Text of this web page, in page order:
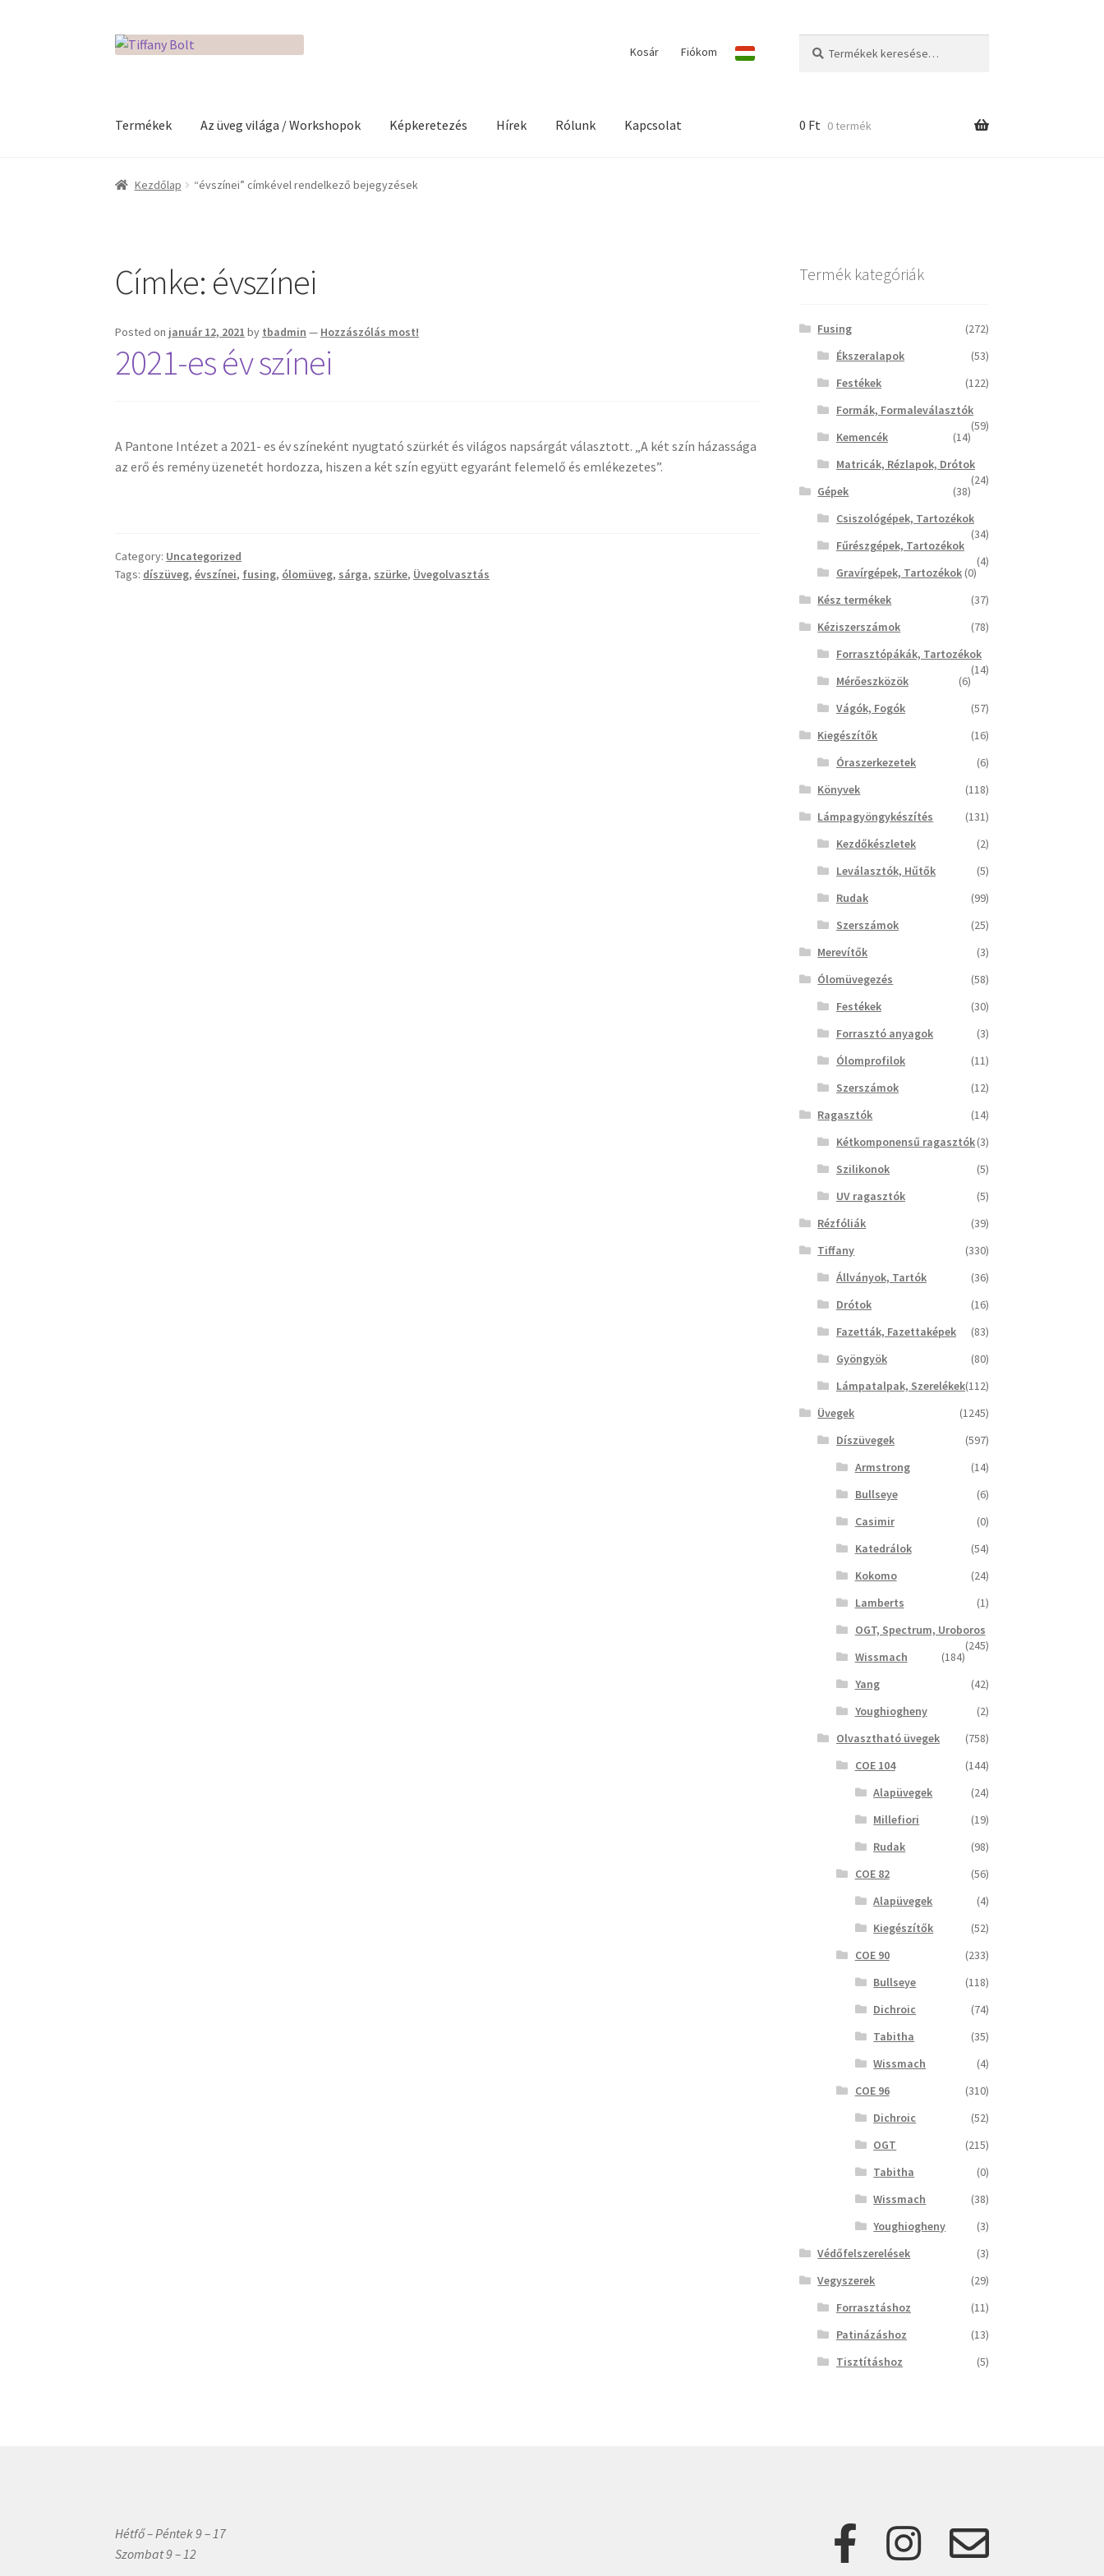
Ugrás
Kilépés
Kosár Fiókom
Termékek Az üveg világa / Workshopok Képkeretezés Hírek Rólunk Kapcsolat
Kezdőlap Adatkezelési tájékoztató Az üveg világa / Workshopok
0 Ft 0 termék
Kezdőlap “évszínei” címkével rendelkező bejegyzések
Címke: évszínei
Posted on január 12, 2021 by tbadmin — Hozzászólás most!
2021-es év színei
A Pantone Intézet a 2021- es év színeként nyugtató szürkét és világos napsárgát választott. „A két szín házassága
az erő és remény üzenetét hordozza, hiszen a két szín együtt egyaránt felemelő és emlékezetes”.
Category: Uncategorized
Tags: díszüveg,évszínei, fusing, ólomüveg, sárga, szürke, Üvegolvasztás
Termék kategóriák
Fusing
(272)
Ékszeralapok
(53)
Festékek
(122)
Formák, Formaleválasztók
(59)
Kemencék
(14)
Matricák, Rézlapok, Drótok
(24)
Gépek
(38)
Csiszológépek, Tartozékok
(34)
Fűrészgépek, Tartozékok
(4)
Gravírgépek, Tartozékok (0)
Kész termékek
(37)
Kéziszerszámok
(78)
Forrasztópákák, Tartozékok
(14)
Mérőeszközök
(6)
Vágók, Fogók
(57)
Kiegészítők
(16)
Óraszerkezetek
(6)
Könyvek
(118)
Lámpagyöngykészítés
(131)
Kezdőkészletek
(2)
Leválasztók, Hűtők
(5)
Rudak
(99)
Szerszámok
(25)
Merevítők
(3)
Ólomüvegezés
(58)
Festékek
(30)
Forrasztó anyagok
(3)
Ólomprofilok
(11)
Szerszámok
(12)
Ragasztók
(14)
Kétkomponensű ragasztók(3)
Szilikonok
(5)
UV ragasztók
(5)
Rézfóliák
(39)
Tiffany
(330)
Állványok, Tartók
(36)
Drótok
(16)
Fazetták, Fazettaképek
(83)
Gyöngyök
(80)
Lámpatalpak, Szerelékek(112)
Üvegek
(1245)
Díszüvegek
(597)
Armstrong
(14)
Bullseye
(6)
Casimir
(0)
Katedrálok
(54)
Kokomo
(24)
Lamberts
(1)
OGT, Spectrum, Uroboros
(245)
Wissmach
(184)
Yang
(42)
Youghiogheny
(2)
Olvasztható üvegek
(758)
COE 104
(144)
Alapüvegek
(24)
Millefiori
(19)
Rudak
(98)
COE 82
(56)
Alapüvegek
(4)
Kiegészítők
(52)
COE 90
(233)
Bullseye
(118)
Dichroic
(74)
Tabitha
(35)
Wissmach
(4)
COE 96
(310)
Dichroic
(52)
OGT
(215)
Tabitha
(0)
Wissmach
(38)
Youghiogheny
(3)
Védőfelszerelések
(3)
Vegyszerek
(29)
Forrasztáshoz
(11)
Patinázáshoz
(13)
Tisztításhoz
(5)
Hétfő – Péntek 9 – 17
Szombat 9 – 12